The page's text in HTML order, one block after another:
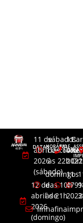
DATAS
11 de
abril de
2026
(sábado)
12 de
abril de
2026
(domingo)
HORÁRIO
sábados
das 10h
às 22h
domingos
das 10h
às 21h
FALE
CONOSCO
11
2022
11
2022
DE